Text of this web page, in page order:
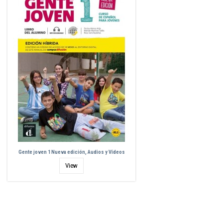
Gente joven 1 Nueva edición, Audios y Vídeos
View